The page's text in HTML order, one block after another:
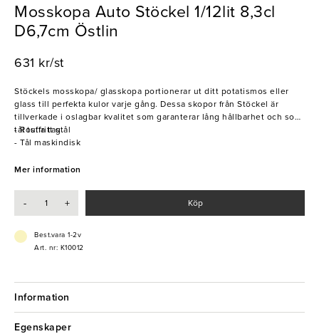
Mosskopa Auto Stöckel 1/12lit 8,3cl
D6,7cm Östlin
631 kr/st
Stöckels mosskopa/ glasskopa portionerar ut ditt potatismos eller
glass till perfekta kulor varje gång. Dessa skopor från Stöckel är
tillverkade i oslagbar kvalitet som garanterar lång hållbarhet och som
tål tuffa tag.
- Rostfritt stål
- Tål maskindisk
Mer information
- + Köp
Best.vara 1-2v
Art. nr: K10012
Information
Egenskaper